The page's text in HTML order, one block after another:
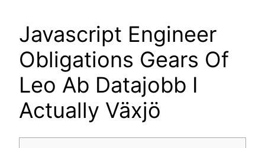
Javascript Engineer
Obligations Gears Of
Leo Ab Datajobb I
Actually Växjö